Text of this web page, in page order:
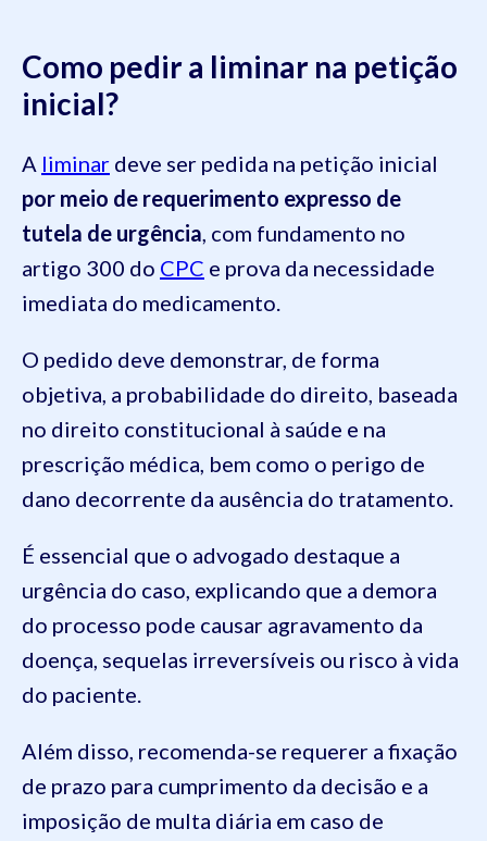
Como pedir a liminar na petição
inicial?
A liminar deve ser pedida na petição inicial
por meio de requerimento expresso de
tutela de urgência, com fundamento no
artigo 300 do CPC e prova da necessidade
imediata do medicamento.
O pedido deve demonstrar, de forma
objetiva, a probabilidade do direito, baseada
no direito constitucional à saúde e na
prescrição médica, bem como o perigo de
dano decorrente da ausência do tratamento.
É essencial que o advogado destaque a
urgência do caso, explicando que a demora
do processo pode causar agravamento da
doença, sequelas irreversíveis ou risco à vida
do paciente.
Além disso, recomenda-se requerer a fixação
de prazo para cumprimento da decisão e a
imposição de multa diária em caso de